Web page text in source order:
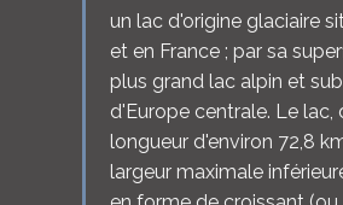
un lac d'origine glaciaire
et en France ; par sa
plus grand lac alpin et
d'Europe centrale. Le lac,
longueur d'environ 72,8
largeur maximale